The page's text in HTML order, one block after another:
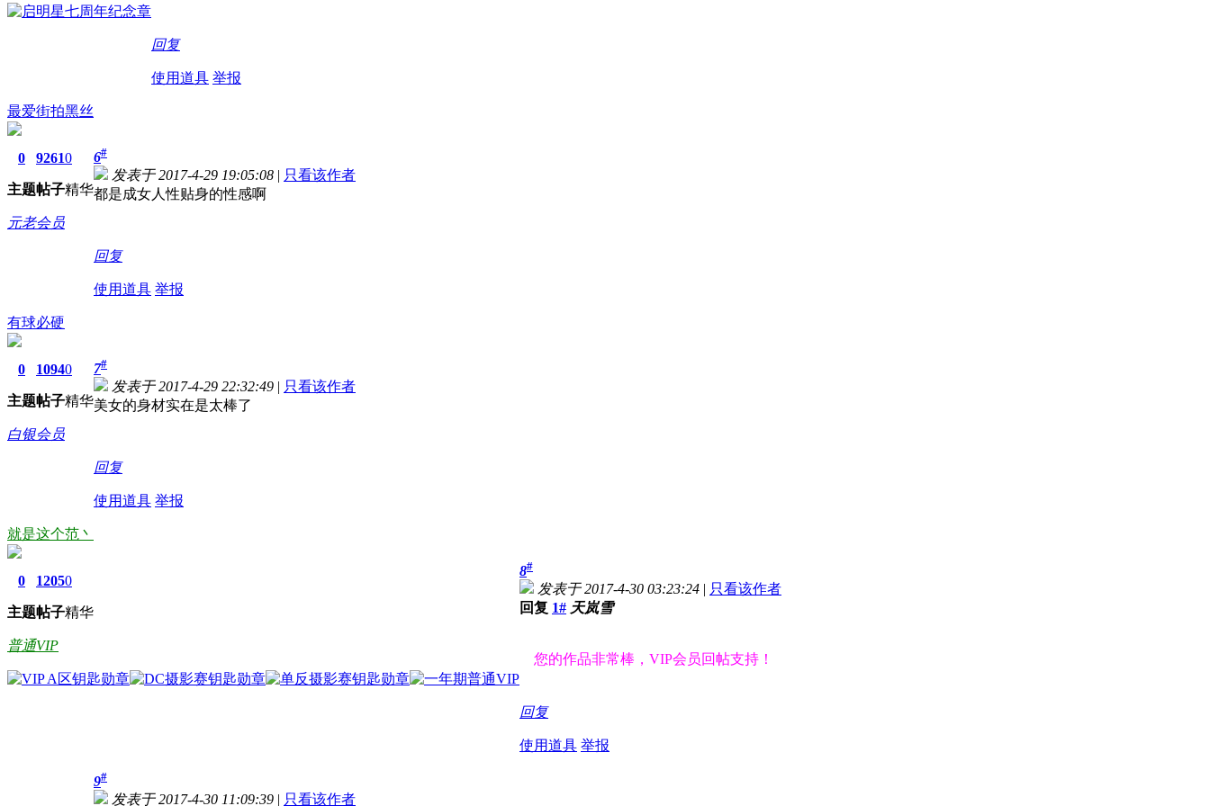
回复
使用道具 举报
最爱街拍黑丝
0
主题
9261
帖子
0
精华
元老会员
6#
发表于 2017-4-29 19:05:08 | 只看该作者
都是成女人性贴身的性感啊
回复
使用道具 举报
有球必硬
0
主题
1094
帖子
0
精华
白银会员
7#
发表于 2017-4-29 22:32:49 | 只看该作者
美女的身材实在是太棒了
回复
使用道具 举报
就是这个范丶
0
主题
1205
帖子
0
精华
普通VIP
8#
发表于 2017-4-30 03:23:24 | 只看该作者
回复 1# 天岚雪
您的作品非常棒，VIP会员回帖支持！
回复
使用道具 举报
9#
发表于 2017-4-30 11:09:39 | 只看该作者